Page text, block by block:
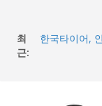
최
근:
한국타이어,
기록하며 가